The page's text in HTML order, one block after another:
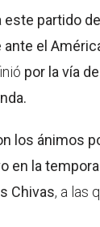
este partido
el
por la vía
los ánimos
en la
Chivas, a las